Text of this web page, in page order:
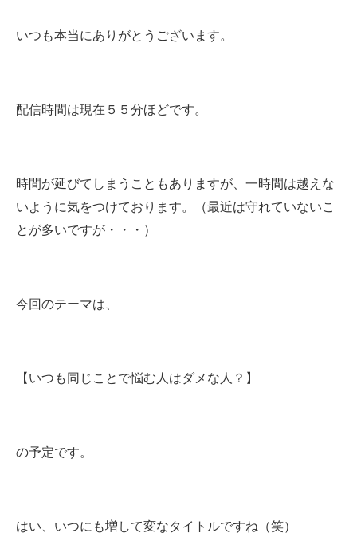
いつも本当にありがとうございます。
配信時間は現在５５分ほどです。
時間が延びてしまうこともありますが、一時間は越えな
いように気をつけております。（最近は守れていないこ
とが多いですが・・・）
今回のテーマは、
【いつも同じことで悩む人はダメな人？】
の予定です。
はい、いつにも増して変なタイトルですね（笑）